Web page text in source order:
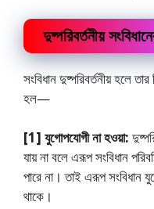
দুষ্পরিবর্তনীয়
সংবিধান দুষ্পরিবর্তনীয় হলে
হল—
[1] যুগােপযােগী না হওয়া:
যায় না বলে এরূপ সংবিধান
পারে না। তাই এরূপ সংবিধান
থাকে।